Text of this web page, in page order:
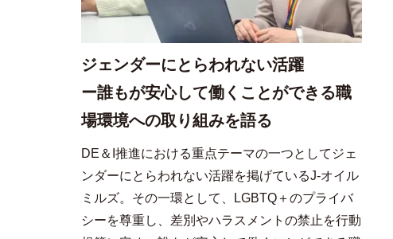
ジェンダーにとらわれない活躍
ー誰もが安心して働くことができる職
場環境への取り組みを語る
DE＆I推進における重点テーマの一つとしてジェ
ンダーにとらわれない活躍を掲げているJ-オイル
ミルズ。その一環として、LGBTQ＋のプライバ
シーを尊重し、差別やハラスメントの禁止を行動